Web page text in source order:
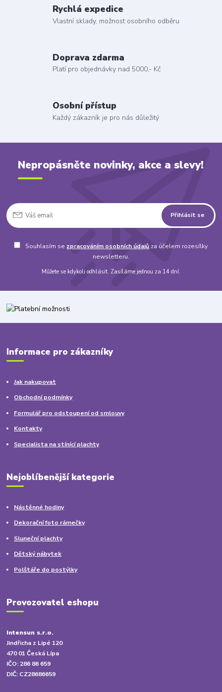
Rychlá expedice
Vlastní sklady, možnost osobního odběru
Doprava zdarma
Platí pro objednávky nad 5000,- Kč
Osobní přístup
Každý zákazník je pro nás důležitý
Nepropásněte novinky, akce a slevy!
Přihlásit se
Souhlasím se zpracováním osobních údajů za účelem rozesílky
newsletteru.
Můžete se kdykoli odhlásit. Zasíláme jednou za 14 dní.
Informace pro zákazníky
Jak nakupovat
Obchodní podmínky
Formulář pro odstoupení od smlouvy
Kontakty
Specialista na stínící plachty
Nejoblíbenější kategorie
Nástěnné hodiny
Dekorační foto rámečky
Sluneční plachty
Dětský nábytek
Polštáře do postýlky
Provozovatel eshopu
Intensun s.r.o.
Jindřicha z Lipé 120
470 01 Česká Lípa
IČO: 286 86 659
DIČ: CZ28686659